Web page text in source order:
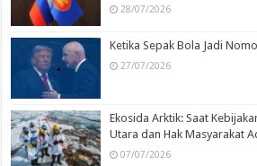
28/07/2026
Ketika Sepak Bola Jadi
27/07/2026
Ekosida Arktik: Saat
Utara dan Hak Masyarakat
07/07/2026